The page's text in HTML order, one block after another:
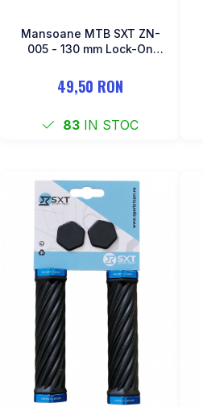
Mansoane MTB SXT ZN-
005 - 130 mm Lock-On
49,50 RON
83 IN STOC